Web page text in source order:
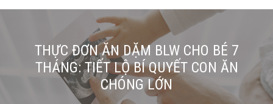
THỰC ĐƠN ĂN DẶM BLW CHO BÉ 7
THÁNG: TIẾT LỘ BÍ QUYẾT CON ĂN
CHÓNG LỚN